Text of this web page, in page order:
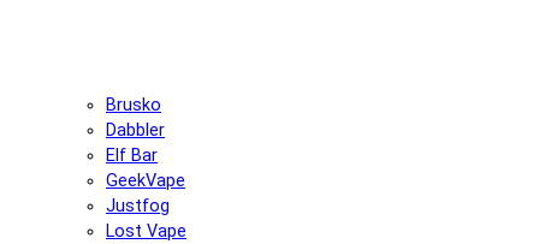
Brusko
Dabbler
Elf Bar
GeekVape
Justfog
Lost Vape